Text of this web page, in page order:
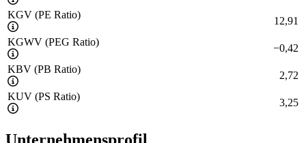
KGV (PE Ratio)
12,91
KGWV (PEG Ratio)
−0,42
KBV (PB Ratio)
2,72
KUV (PS Ratio)
3,25
Unternehmensprofil